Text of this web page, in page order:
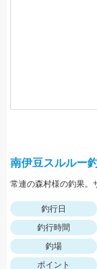
南伊豆スルルー
釣行日
釣行時間
釣場
ポイント